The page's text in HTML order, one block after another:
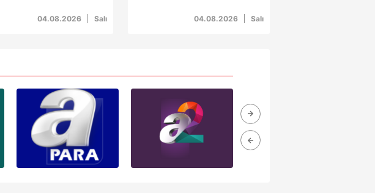
Metnimizi okumak ve sitemizde ilgili
04.08.2026 Salı 04.08.2026 Salı